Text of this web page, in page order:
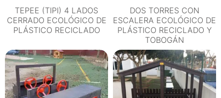
TEPEE (TIPI) 4 LADOS
CERRADO ECOLÓGICO DE
PLÁSTICO RECICLADO
DOS TORRES CON
ESCALERA ECOLÓGICO DE
PLÁSTICO RECICLADO Y
TOBOGÁN